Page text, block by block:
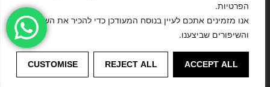
הפרטיות.
אנו מזמינים אתכם לעיין בנוסח המעודכן כדי להכיר את השינויים
והשיפורים שביצענו.
CUSTOMISE REJECT ALL ACCEPT ALL
This Website
Have Been
Digitally
Enhanced Or
Modified.
ISRAEL – כל
מדיניות
הצהרת נגישות